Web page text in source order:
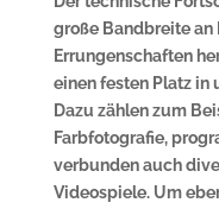
große Bandbreite an
Errungenschaften
einen festen Platz in
Dazu zählen zum
Farbfotografie,
verbunden auch
Videospiele. Um